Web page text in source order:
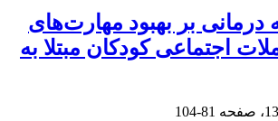
بر بهبود مهارت‌های
اجتماعی کودکان مبتلا به
81-104